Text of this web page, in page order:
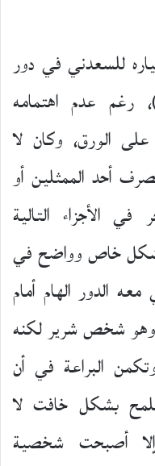
للسعدني في دور
رغم عدم اهتمامه
الورق، وكان لا
أحد الممثلين أو
في الأجزاء التالية
خاص وواضح في
الدور الهام أمام
وهو شخص شرير لكنه
البراعة في أن
بشكل خافت لا
أصبحت شخصية